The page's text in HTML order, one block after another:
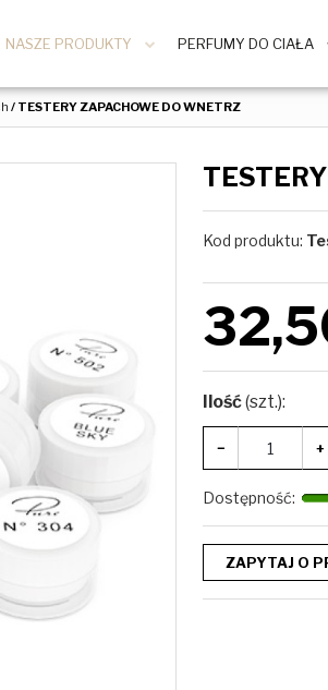
NASZE PRODUKTY PERFUMY DO CIAŁA
/ TESTERY ZAPACHOWE DO WNETRZ
Kod produktu:
Ilość(szt.):
− +
Dostępność:
ZAPYTAJ O